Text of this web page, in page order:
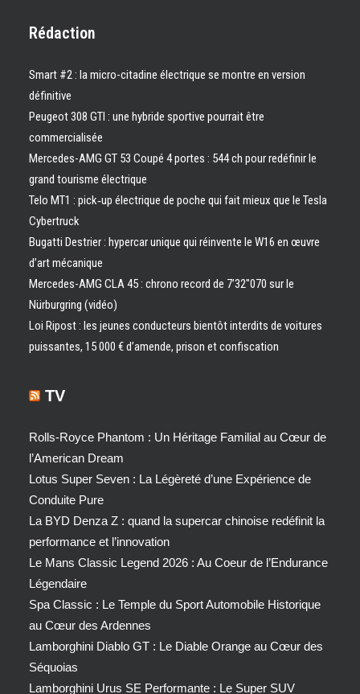
Rédaction
Smart #2 : la micro-citadine électrique se montre en version
définitive
Peugeot 308 GTI : une hybride sportive pourrait être
commercialisée
Mercedes-AMG GT 53 Coupé 4 portes : 544 ch pour redéfinir le
grand tourisme électrique
Telo MT1 : pick‑up électrique de poche qui fait mieux que le Tesla
Cybertruck
Bugatti Destrier : hypercar unique qui réinvente le W16 en œuvre
d’art mécanique
Mercedes-AMG CLA 45 : chrono record de 7’32″070 sur le
Nürburgring (vidéo)
Loi Ripost : les jeunes conducteurs bientôt interdits de voitures
puissantes, 15 000 € d’amende, prison et confiscation
TV
Rolls-Royce Phantom : Un Héritage Familial au Cœur de
l’American Dream
Lotus Super Seven : La Légèreté d’une Expérience de
Conduite Pure
La BYD Denza Z : quand la supercar chinoise redéfinit la
performance et l’innovation
Le Mans Classic Legend 2026 : Au Coeur de l’Endurance
Légendaire
Spa Classic : Le Temple du Sport Automobile Historique
au Cœur des Ardennes
Lamborghini Diablo GT : Le Diable Orange au Cœur des
Séquoias
Lamborghini Urus SE Performante : Le Super SUV